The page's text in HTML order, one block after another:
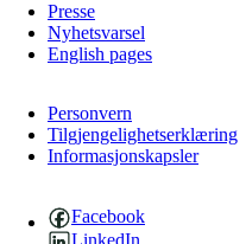
Presse
Nyhetsvarsel
English pages
Personvern
Tilgjengelighetserklæring
Informasjonskapsler
Facebook